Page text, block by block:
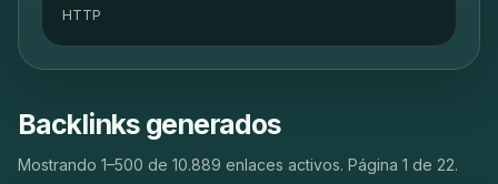
HTTP
Backlinks generados
Mostrando 1–500 de 10.889 enlaces activos. Página 1 de 22.